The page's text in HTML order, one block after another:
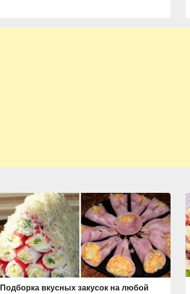
Подборка вкусных закусок на любой